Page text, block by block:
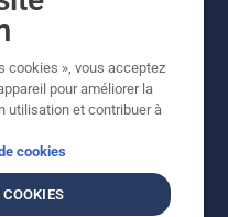
réservés. Les prix
conseillés. Photos non
sont des prix de
direct.
cookies », vous acceptez
pour améliorer la
utilisation et contribuer à
cookies